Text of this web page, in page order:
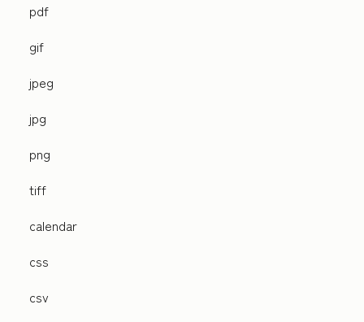
pdf
gif
jpeg
jpg
png
tiff
calendar
css
csv